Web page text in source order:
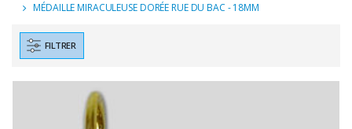
MÉDAILLE MIRACULEUSE DORÉE RUE DU BAC - 18MM
FILTRER